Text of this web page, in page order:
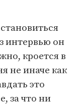
интервью он
кроется в
не иначе как
это
за что ни